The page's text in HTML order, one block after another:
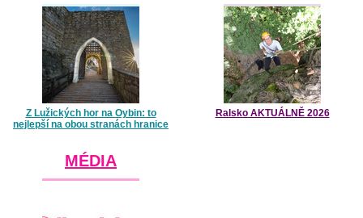
Z Lužických hor na Oybin: to
nejlepší na obou stranách hranice
Ralsko AKTUÁLNĚ 2026
MÉDIA